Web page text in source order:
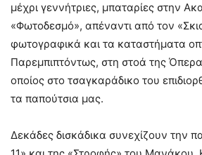
μέχρι γεννήτριες, μπαταρίες στην
«Φωτοδεσμό», απέναντι από τον
φωτογραφικά και τα καταστήματα
Παρεμπιπτόντως, στη στοά της
οποίος στο τσαγκαράδικο του
τα παπούτσια μας.
Δεκάδες δισκάδικα συνεχίζουν την